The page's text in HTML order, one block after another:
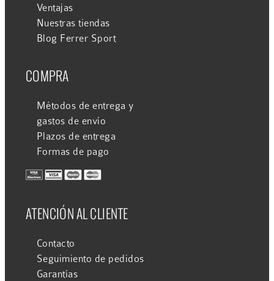
Ventajas
Nuestras tiendas
Blog Ferrer Sport
COMPRA
Métodos de entrega y
gastos de envío
Plazos de entrega
Formas de pago
ATENCIÓN AL CLIENTE
Contacto
Seguimiento de pedidos
Garantías